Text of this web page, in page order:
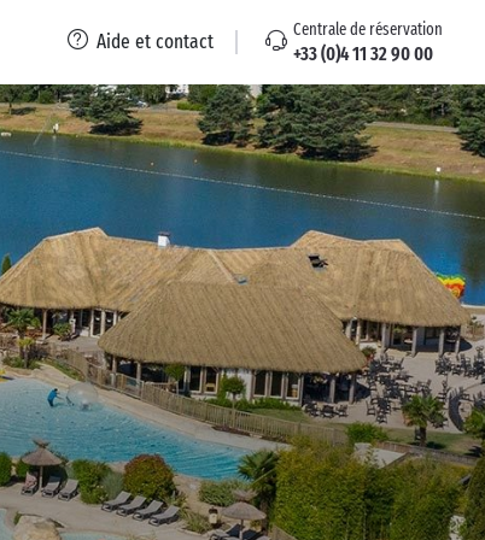
Aide et contact Centrale de réservation
+33 (0)4 11 32 90 00